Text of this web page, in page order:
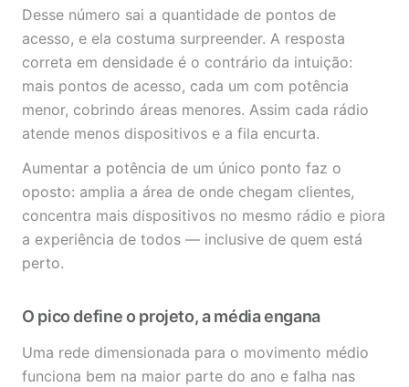
Desse número sai a quantidade de pontos de
acesso, e ela costuma surpreender. A resposta
correta em densidade é o contrário da intuição:
mais pontos de acesso, cada um com potência
menor, cobrindo áreas menores. Assim cada rádio
atende menos dispositivos e a fila encurta.
Aumentar a potência de um único ponto faz o
oposto: amplia a área de onde chegam clientes,
concentra mais dispositivos no mesmo rádio e piora
a experiência de todos — inclusive de quem está
perto.
O pico define o projeto, a média engana
Uma rede dimensionada para o movimento médio
funciona bem na maior parte do ano e falha nas